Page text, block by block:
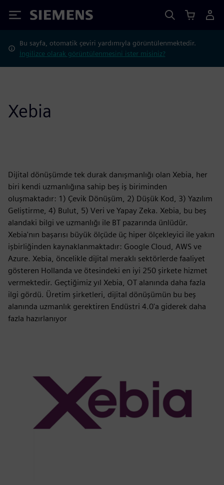
Siemens
Bu sayfa, otomatik çeviri yardımıyla görüntülenmektedir.
İngilizce olarak görüntülenmesini ister misiniz?
Xebia
Dijital dönüşümde tek durak danışmanlığı olan Xebia, her
biri kendi uzmanlığına sahip beş iş biriminden
oluşmaktadır: 1) Çevik Dönüşüm, 2) Düşük Kod, 3) Yazılım
Geliştirme, 4) Bulut, 5) Veri ve Yapay Zeka. Xebia, bu beş
alandaki bilgi ve uzmanlığı ile BT pazarında ünlüdür.
Xebia'nın başarısı büyük ölçüde üç hiper ölçekleyici ile yakın
işbirliğinden kaynaklanmaktadır: Google Cloud, AWS ve
Azure. Xebia, öncelikle dijital meraklı sektörlerde faaliyet
gösteren Hollanda ve ötesindeki en iyi 250 şirkete hizmet
vermektedir. Geçtiğimiz yıl Xebia, OT alanında daha fazla
ilgi gördü. Üretim şirketleri, dijital dönüşümün bu beş
alanında uzmanlık gerektiren Endüstri 4.0'a giderek daha
fazla hazırlanıyor